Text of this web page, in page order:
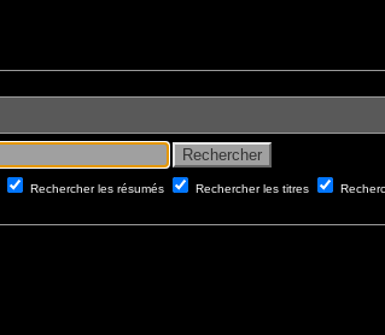
Rechercher les résumés Rechercher les titres